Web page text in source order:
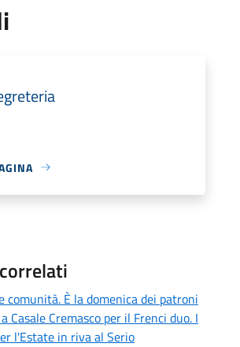
comunità. È la domenica dei patroni
Casale Cremasco per il Frenci duo. I
l'Estate in riva al Serio